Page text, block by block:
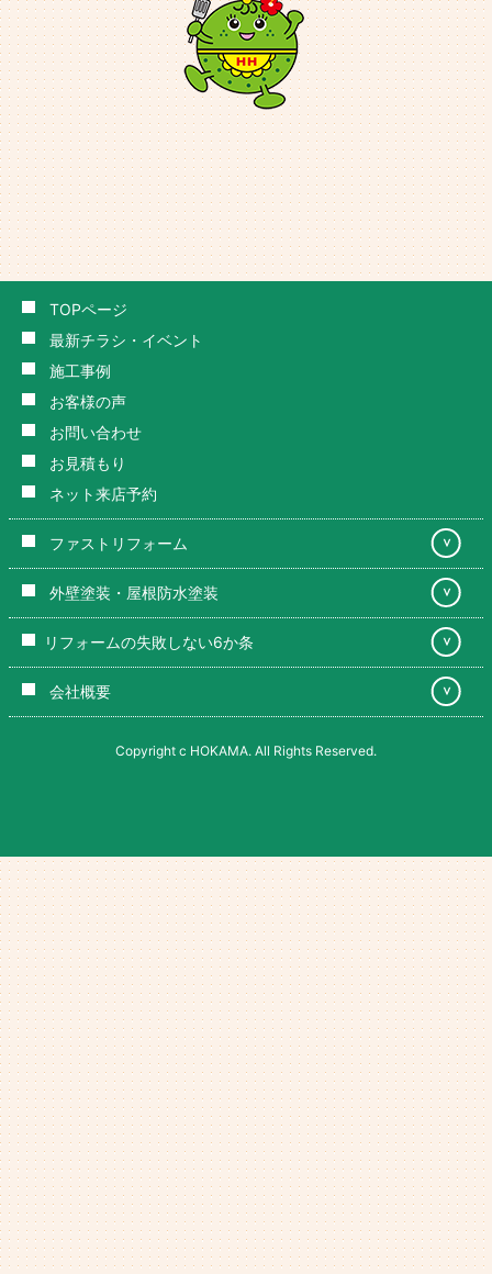
TOPページ
最新チラシ・イベント
施工事例
お客様の声
お問い合わせ
お見積もり
ネット来店予約
ファストリフォーム ＞
外壁塗装・屋根防水塗装 ＞
リフォームの失敗しない6か条 ＞
会社概要 ＞
Copyright c HOKAMA. All Rights Reserved.